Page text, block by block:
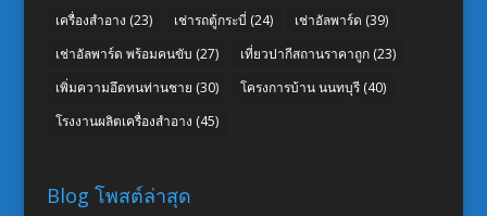
เครื่องสำอาง (23) เช่ารถตู้กระบี่ (24) เช่าอัลพาร์ด (39)
เช่าอัลพาร์ด พร้อมคนขับ (27) เที่ยวปากีสถานราคาถูก(23)
เพิ่มความอึดทนท่านชาย (30) โครงการบ้าน นนทบุรี(40)
โรงงานผลิตเครื่องสำอาง (45)
Blog โพสต์ล่าสุด